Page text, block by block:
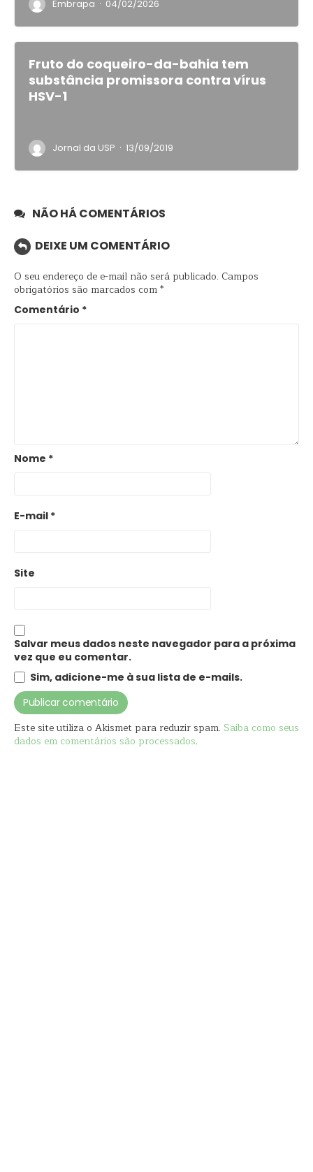
Embrapa · 04/02/2026
Fruto do coqueiro-da-bahia tem
substância promissora contra vírus
HSV-1
Jornal da USP · 13/09/2019
NÃO HÁ COMENTÁRIOS
DEIXE UM COMENTÁRIO
O seu endereço de e-mail não será publicado. Campos
obrigatórios são marcados com*
Comentário *
Nome *
E-mail *
Site
Salvar meus dados neste navegador para a próxima
vez que eu comentar.
Sim, adicione-me à sua lista de e-mails.
Este site utiliza o Akismet para reduzir spam. Saiba como seus
dados em comentários são processados.